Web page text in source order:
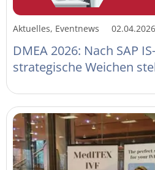
Aktuelles, Eventnews 02.04.2026
DMEA 2026: Nach SAP
strategische Weichen